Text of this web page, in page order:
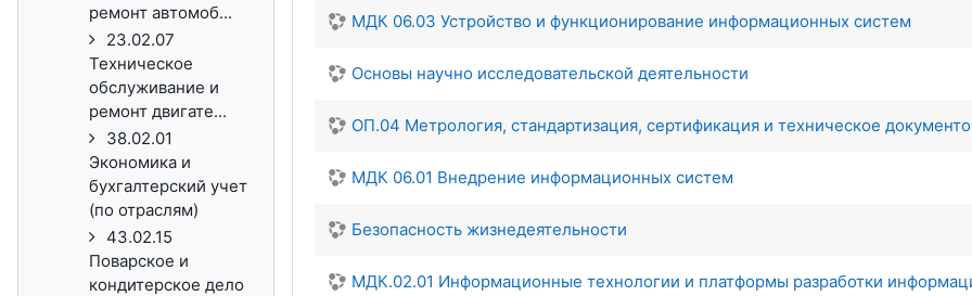
МДК 06.03 Устройство и функционирование информационных систем
Основы научно исследовательской деятельности
ОП.04 Метрология, стандартизация, сертификация и техническое
МДК 06.01 Внедрение информационных систем
Безопасность жизнедеятельности
МДК.02.01 Информационные технологии и платформы разработки
ремонт автомоб...
23.02.07
Техническое
обслуживание и
ремонт двигате...
38.02.01
Экономика и
бухгалтерский учет
(по отраслям)
43.02.15
Поварское и
кондитерское дело